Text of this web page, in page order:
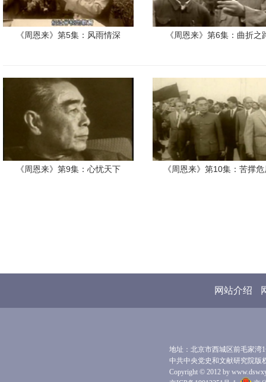
《周恩来》第5集：风雨情深 《周恩来》第6集：曲折之
《周恩来》第9集：心忧天下 《周恩来》第10集：苦撑
网站介绍
地址：北京市西城区前毛家湾
中共中央党史和文献研究院版
Copyright © 2012 by